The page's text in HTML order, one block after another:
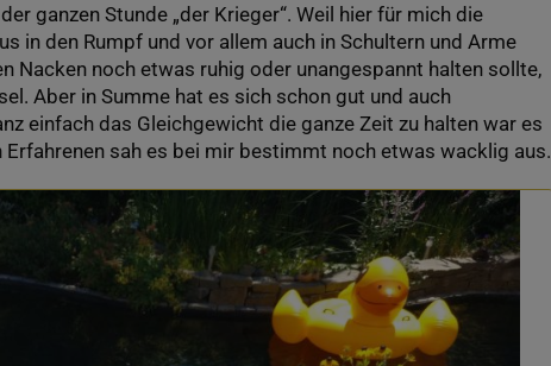
ganzen Stunde „der Krieger“. Weil hier für mich die
in den Rumpf und vor allem auch in Schultern und Arme
Nacken noch etwas ruhig oder unangespannt halten sollte,
Aber in Summe hat es sich schon gut und auch
einfach das Gleichgewicht die ganze Zeit zu halten war es
Erfahrenen sah es bei mir bestimmt noch etwas wacklig aus.